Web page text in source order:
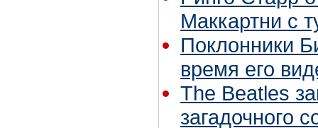
Маккартни с
Поклонники
время его
The Beatles
загадочного